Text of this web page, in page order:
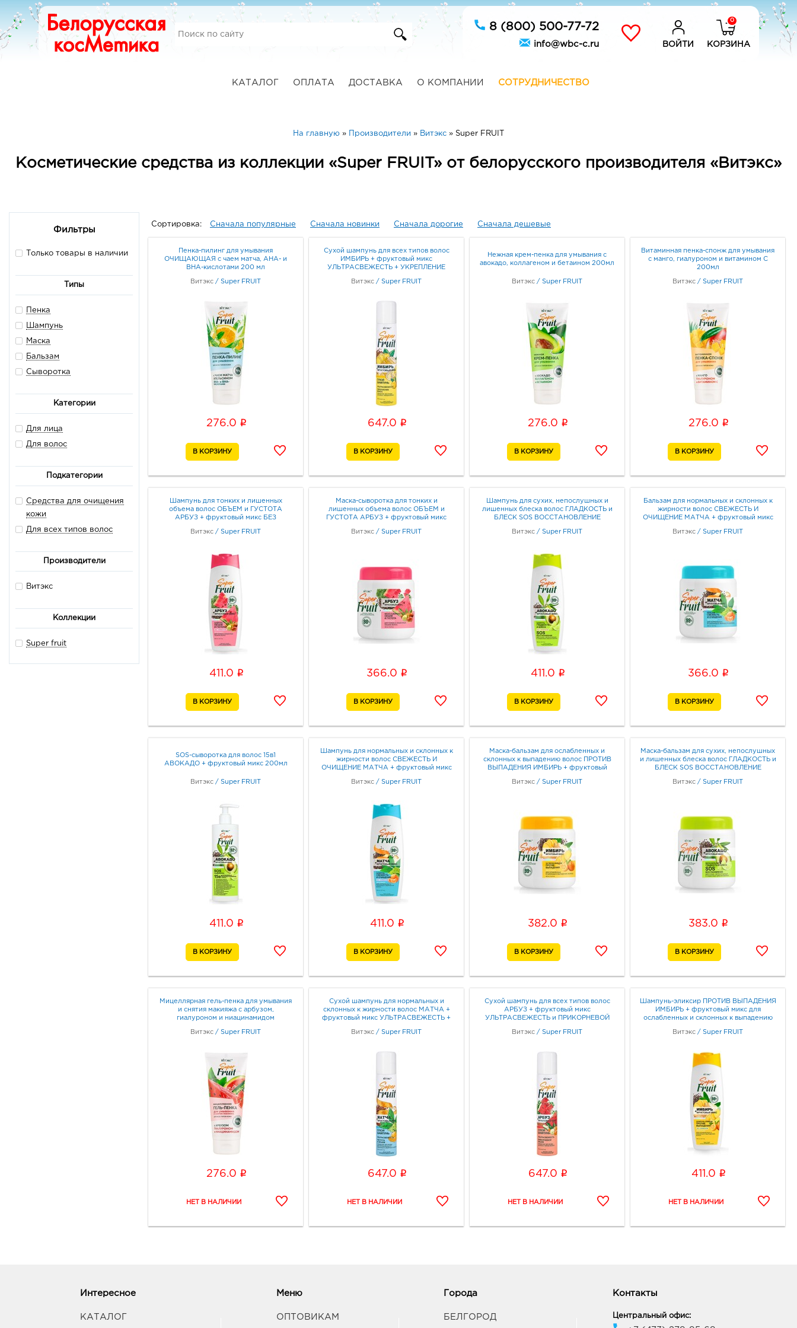
8 (800) 500-77-72
info@wbc-c.ru ВОЙТИ
0
КОРЗИНА
КАТАЛОГ ОПЛАТА ДОСТАВКА О КОМПАНИИ СОТРУДНИЧЕСТВО
На главную » Производители » Витэкс » Super FRUIT
Косметические средства из коллекции «Super FRUIT» от белорусского производителя «Витэкс»
Фильтры
Только товары в наличии
Типы
Пенка
Шампунь
Маска
Бальзам
Сыворотка
Категории
Для лица
Для волос
Подкатегории
Средства для очищения
кожи
Для всех типов волос
Производители
Витэкс
Коллекции
Super fruit
Сортировка: Сначала популярные Сначала новинки Сначала дорогие Сначала дешевые
Пенка-пилинг для умывания
ОЧИЩАЮЩАЯ с чаем матча, AHA- и
BHA-кислотами 200 мл
Витэкс / Super FRUIT
276.0 i
Сухой шампунь для всех типов волос
ИМБИРЬ + фруктовый микс
УЛЬТРАСВЕЖЕСТЬ + УКРЕПЛЕНИЕ
Витэкс / Super FRUIT
647.0 i
Нежная крем-пенка для умывания с
авокадо, коллагеном и бетаином 200мл
Витэкс / Super FRUIT
276.0 i
Витаминная пенка-спонж для умывания
с манго, гиалуроном и витамином С
200мл
Витэкс / Super FRUIT
276.0 i
Шампунь для тонких и лишенных
объема волос ОБЪЕМ и ГУСТОТА
АРБУЗ + фруктовый микс БЕЗ
Витэкс / Super FRUIT
411.0 i
Маска-сыворотка для тонких и
лишенных объема волос ОБЪЕМ и
ГУСТОТА АРБУЗ + фруктовый микс
Витэкс / Super FRUIT
366.0 i
Шампунь для сухих, непослушных и
лишенных блеска волос ГЛАДКОСТЬ и
БЛЕСК SOS ВОССТАНОВЛЕНИЕ
СИЛИКОНОВ 500мл
Витэкс / Super FRUIT
411.0 i
Бальзам для нормальных и склонных к
жирности волос СВЕЖЕСТЬ И
ОЧИЩЕНИЕ МАТЧА + фруктовый микс
Витэкс / Super FRUIT
366.0 i
SOS-сыворотка для волос 15в1
АВОКАДО + фруктовый микс 200мл
Витэкс / Super FRUIT
411.0 i
Шампунь для нормальных и склонных к
жирности волос СВЕЖЕСТЬ И
ОЧИЩЕНИЕ МАТЧА + фруктовый микс
Витэкс / Super FRUIT
411.0 i
Маска-бальзам для ослабленных и
склонных к выпадению волос ПРОТИВ
ВЫПАДЕНИЯ ИМБИРЬ + фруктовый
Витэкс / Super FRUIT
382.0 i
Маска-бальзам для сухих, непослушных
и лишенных блеска волос ГЛАДКОСТЬ и
БЛЕСК SOS ВОССТАНОВЛЕНИЕ
Витэкс / Super FRUIT
383.0 i
Мицеллярная гель-пенка для умывания
и снятия макияжа с арбузом,
гиалуроном и ниацинамидом
Витэкс / Super FRUIT
276.0 i
Сухой шампунь для нормальных и
склонных к жирности волос МАТЧА +
фруктовый микс УЛЬТРАСВЕЖЕСТЬ +
Витэкс / Super FRUIT
647.0 i
Сухой шампунь для всех типов волос
АРБУЗ + фруктовый микс
УЛЬТРАСВЕЖЕСТЬ и ПРИКОРНЕВОЙ
Витэкс / Super FRUIT
647.0 i
Шампунь-эликсир ПРОТИВ ВЫПАДЕНИЯ
ИМБИРЬ + фруктовый микс для
ослабленных и склонных к выпадению
Витэкс / Super FRUIT
411.0 i
Интересное
КАТАЛОГ
Меню
ОПТОВИКАМ
Города
БЕЛГОРОД
Контакты
Центральный офис: